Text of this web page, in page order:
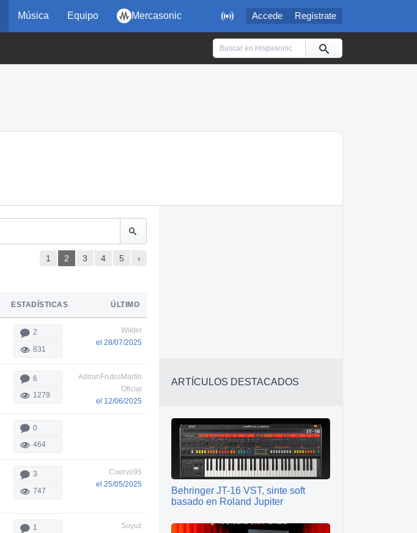
 Accede Regístrate
Música Equipo Mercasonic
1 2 3 4 5 ›
ESTADÍSTICAS ÚLTIMO
2
831
Wikter
el 28/07/2025
6
1279
AdrianFrutosMartin
Oficial
el 12/06/2025
0
464
3
747
Cuervo95
el 25/05/2025
1
Soyuz
ARTÍCULOS DESTACADOS
Behringer JT-16 VST, sinte soft
basado en Roland Jupiter